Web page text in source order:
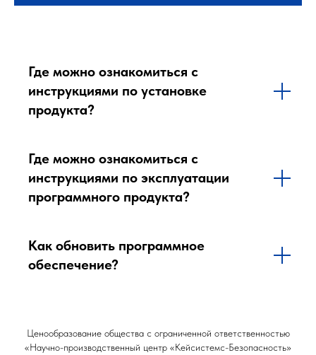
Где можно ознакомиться с
инструкциями по установке
продукта?
Где можно ознакомиться с
инструкциями по эксплуатации
программного продукта?
Как обновить программное
обеспечение?
Ценообразование общества с ограниченной ответственностью
«Научно-производственный центр «Кейсистемс-Безопасность»